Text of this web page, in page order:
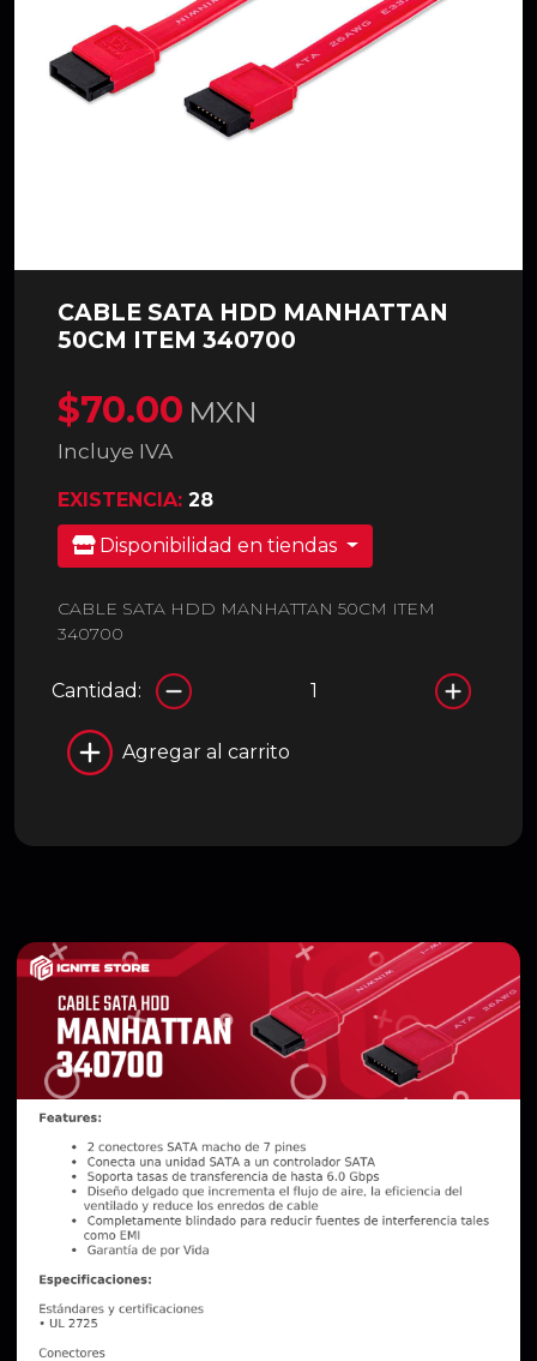
CABLE SATA HDD MANHATTAN
50CM ITEM 340700
$70.00 MXN
Incluye IVA
EXISTENCIA: 28
Disponibilidad en tiendas
CABLE SATA HDD MANHATTAN 50CM ITEM
340700
Cantidad:
Agregar al carrito